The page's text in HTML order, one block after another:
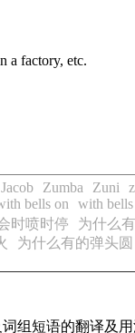
a factory, etc.
Zumba Zuni
bells on with bells
时喷时停 为什么
为什么有的弹头
组短语的翻译及